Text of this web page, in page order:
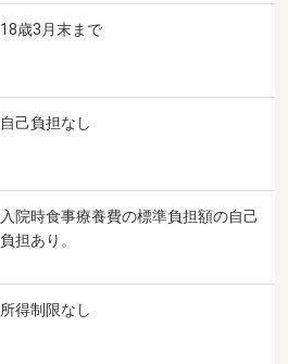
18歳3月末まで
自己負担なし
入院時食事療養費の標準負担額の自己
負担あり。
所得制限なし